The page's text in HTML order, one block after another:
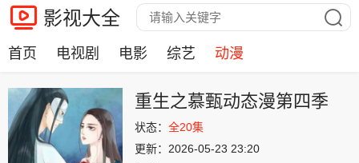
影视大全
首页 电视剧 电影 综艺 动漫
重生之慕甄动态漫第四季
状态： 全20集
更新： 2026-05-23 23:20